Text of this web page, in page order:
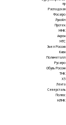
пр
Распадская
Фосагро
Лукойл
Протек
ММК
Акрон
МТС
Энел Россия
Киви
Полиметалл
Русагро
Обувь России
ТМК
X5
Лента
Северсталь
Полюс
НЛМК